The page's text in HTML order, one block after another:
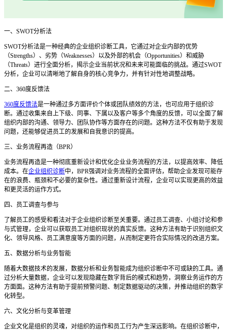
一、 SWOT分析法
SWOT分析法是一种经典的企业组织诊断工具，它通过对企业内部的优势
（Strengths）、劣势（Weaknesses）以及外部的机会（Opportunities）和威胁
（Threats）进行全面分析，揭示企业当前状况和未来可能面临的挑战。通过SWOT
分析，企业可以清晰地了解自身的核心竞争力，并有针对性地调整战略。
二、 360度反馈法
360度反馈法是一种通过多方面评价个体或团队绩效的方法，也可应用于组织诊
断。通过收集来自上下级、同事、下属以及客户等多个角度的反馈，可以全面了解
组织内部的沟通、领导力、团队协作等方面存在的问题。这种方法不仅有助于发现
问题，还能够促进员工的发展和自我意识的提高。
三、业务流程再造（BPR）
业务流程再造是一种彻底重新设计和优化企业业务流程的方法，以提高效率、降低
成本。在企业组织诊断中， BPR强调对业务流程的全面评估，帮助企业发现可能存
在的浪费、瓶颈和不必要的复杂性。通过重新设计流程，企业可以实现更高的效益
和更灵活的运作方式。
四、员工调查与参与
了解员工的感受和看法对于企业组织诊断至关重要。通过员工调查、小组讨论和参
与式管理，企业可以获取员工对组织现状的真实反馈。这种方法有助于识别组织文
化、领导风格、员工满意度等方面的问题，从而制定更符合实际情况的改进方案。
五、数据分析与业务智能
随着大数据技术的发展，数据分析和业务智能成为组织诊断中不可或缺的工具。通
过分析大量数据，企业可以发现隐藏在数字背后的模式和趋势，洞察业务运作的方
方面面。这种方法有助于提前预警问题、制定数据驱动的决策，并推动组织的数字
化转型。
六、文化分析与变革管理
企业文化是组织的灵魂，对组织的运作和员工行为产生深远影响。在组织诊断中，